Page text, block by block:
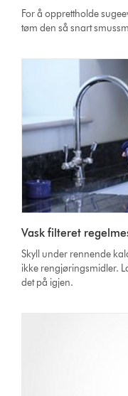
For å opprettholde
tøm den så snart
Vask filteret
Skyll under rennende
ikke rengjøringsmidler.
det på igjen.